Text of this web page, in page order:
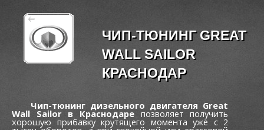
ЧИП-ТЮНИНГ GREAT
WALL SAILOR
КРАСНОДАР
Чип-тюнинг дизельного двигателя Great
Wall Sailor в Краснодарепозволяет получить
хорошую прибавку крутящего момента уже c 2